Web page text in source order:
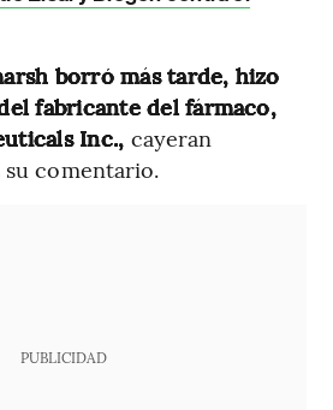
borró más tarde, hizo
fabricante del fármaco,
Inc., cayeran
comentario.
PUBLICIDAD